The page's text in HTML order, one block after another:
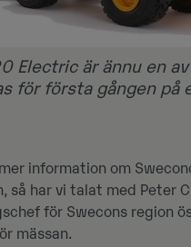
Electric är ännu en
för första gången på
information om
så har vi talat med Peter
för Swecons region
mässan.